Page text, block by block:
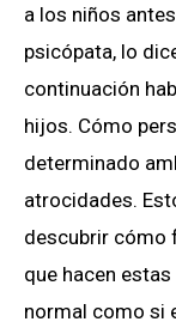
a los niños
psicópata, lo
continuación
hijos. Cómo
determinado
atrocidades.
descubrir cómo
que hacen
normal como si